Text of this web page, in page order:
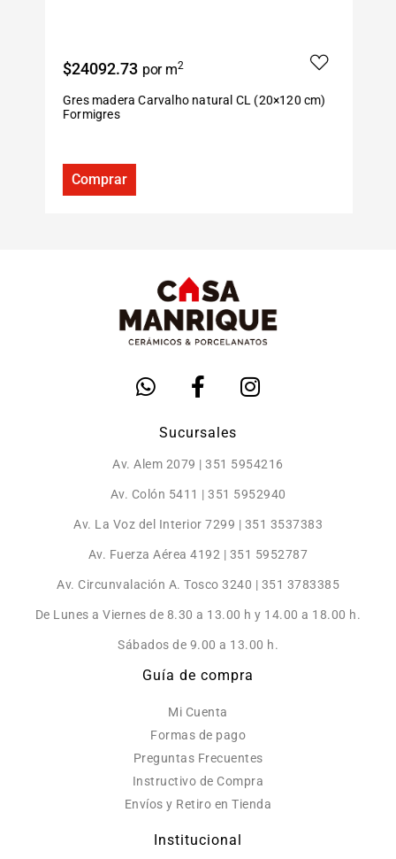
$24092.73 por m2
Gres madera Carvalho natural CL (20×120 cm)
Formigres
Comprar
Sucursales
Av. Alem 2079 | 351 5954216
Av. Colón 5411 | 351 5952940
Av. La Voz del Interior 7299 | 351 3537383
Av. Fuerza Aérea 4192 | 351 5952787
Av. Circunvalación A. Tosco 3240 | 351 3783385
De Lunes a Viernes de 8.30 a 13.00 h y 14.00 a 18.00 h.
Sábados de 9.00 a 13.00 h.
Guía de compra
Mi Cuenta
Formas de pago
Preguntas Frecuentes
Instructivo de Compra
Envíos y Retiro en Tienda
Institucional